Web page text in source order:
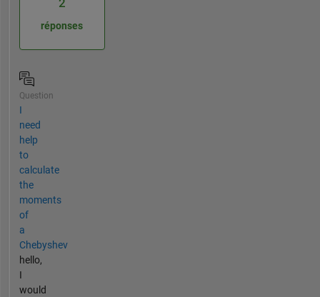
2
réponses
Question
I
need
help
to
calculate
the
moments
of
a
Chebyshev
hello,
I
would